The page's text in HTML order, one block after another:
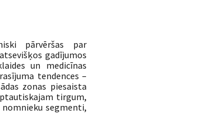
pārvēršas par
gadījumos
un medicīnas
tendences –
zonas piesaista
tirgum,
segmenti,